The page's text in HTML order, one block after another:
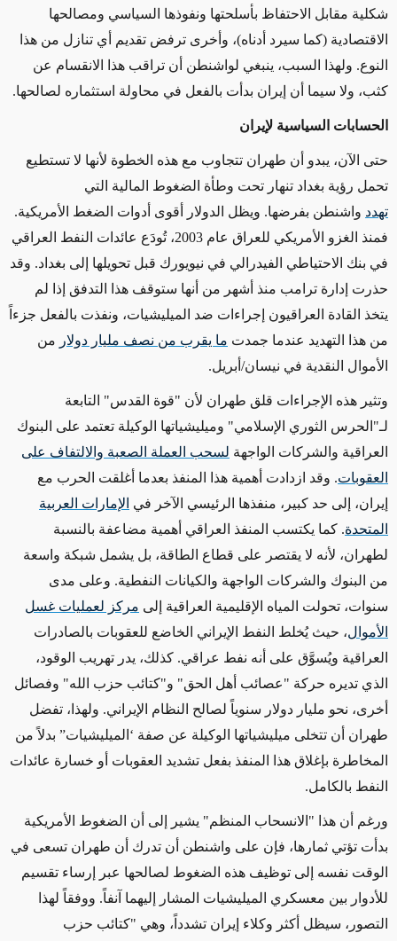
شكلية مقابل الاحتفاظ بأسلحتها ونفوذها السياسي ومصالحها
الاقتصادية (كما سيرد أدناه)، وأخرى ترفض تقديم أي تنازل من هذا
النوع. ولهذا السبب، ينبغي لواشنطن أن تراقب هذا الانقسام عن
كثب، ولا سيما أن إيران بدأت بالفعل في محاولة استثماره لصالحها.
الحسابات السياسية لإيران
حتى الآن، يبدو أن طهران تتجاوب مع هذه الخطوة لأنها لا تستطيع
تحمل رؤية بغداد تنهار تحت وطأة الضغوط المالية التي
تهدد واشنطن بفرضها. ويظل الدولار أقوى أدوات الضغط الأمريكية.
فمنذ الغزو الأمريكي للعراق عام 2003، تُودَع عائدات النفط العراقي
في بنك الاحتياطي الفيدرالي في نيويورك قبل تحويلها إلى بغداد. وقد
حذرت إدارة ترامب منذ أشهر من أنها ستوقف هذا التدفق إذا لم
يتخذ القادة العراقيون إجراءات ضد الميليشيات، ونفذت بالفعل جزءاً
من هذا التهديد عندما جمدت ما يقرب من نصف مليار دولار من
الأموال النقدية في نيسان/أبريل.
وتثير هذه الإجراءات قلق طهران لأن "قوة القدس" التابعة
لـ"الحرس الثوري الإسلامي" وميليشياتها الوكيلة تعتمد على البنوك
العراقية والشركات الواجهة لسحب العملة الصعبة والالتفاف على
العقوبات. وقد ازدادت أهمية هذا المنفذ بعدما أغلقت الحرب مع
إيران، إلى حد كبير، منفذها الرئيسي الآخر في الإمارات العربية
المتحدة. كما يكتسب المنفذ العراقي أهمية مضاعفة بالنسبة
لطهران، لأنه لا يقتصر على قطاع الطاقة، بل يشمل شبكة واسعة
من البنوك والشركات الواجهة والكيانات النفطية. وعلى مدى
سنوات، تحولت المياه الإقليمية العراقية إلى مركز لعمليات غسل
الأموال، حيث يُخلط النفط الإيراني الخاضع للعقوبات بالصادرات
العراقية ويُسوَّق على أنه نفط عراقي. كذلك، يدر تهريب الوقود،
الذي تديره حركة "عصائب أهل الحق" و"كتائب حزب الله" وفصائل
أخرى، نحو مليار دولار سنوياً لصالح النظام الإيراني. ولهذا، تفضل
طهران أن تتخلى ميليشياتها الوكيلة عن صفة ‘ الميليشيات” بدلاً من
المخاطرة بإغلاق هذا المنفذ بفعل تشديد العقوبات أو خسارة عائدات
النفط بالكامل.
ورغم أن هذا " الانسحاب المنظم" يشير إلى أن الضغوط الأمريكية
بدأت تؤتي ثمارها، فإن على واشنطن أن تدرك أن طهران تسعى في
الوقت نفسه إلى توظيف هذه الضغوط لصالحها عبر إرساء تقسيم
للأدوار بين معسكري الميليشيات المشار إليهما آنفاً. ووفقاً لهذا
التصور، سيظل أكثر وكلاء إيران تشدداً، وهي "كتائب حزب